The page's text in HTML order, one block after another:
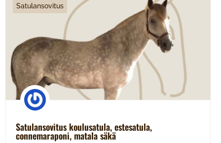
Satulansovitus
Satulansovitus koulusatula, estesatula,
connemaraponi, matala säkä